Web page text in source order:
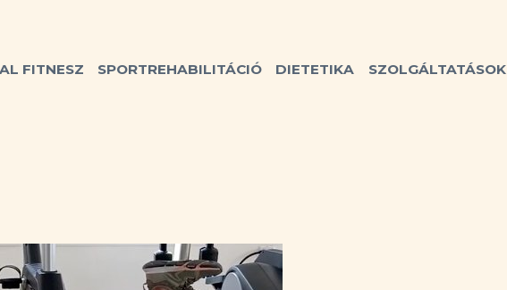
FITNESZ SPORTREHABILITÁCIÓ DIETETIKA SZOLGÁLTATÁSOK